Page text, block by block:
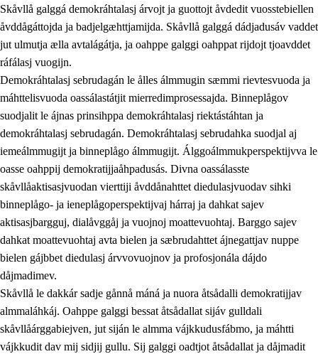
1.1 Almasjárvvo
1.2 Identitiehtta ja kultuvralasj moattevuohta
1.3 Lájttális ájádallam ja estetihkalasj diedulasjvuohta
1.4 Dahkamávvo, berustibme ja diehtemvájnogisvuohta
1.5 Vieledus luonnduj ja birásdiedulasjvuohta
Demokratijja ja oassálasstem
Skåvllå galggá demokráhtalasj árvojt ja guottojt åvdedit vuosstebiellen
åvddågáttojda ja badjelgæhttjamijda. Skåvllå galggá dádjadusáv vaddet
jut ulmutja ælla avtalágátja, ja oahppe galggi oahppat rijdojt tjoavddet
ráfálasj vuogijn.
Demokráhtalasj sebrudagán le ålles álmmugin sæmmi rievtesvuoda ja
máhttelisvuoda oassálastátjit mierredimprosessajda. Binneplågov
suodjalit le ájnas prinsihppa demokráhtalasj riektástáhtan ja
demokráhtalasj sebrudagán. Demokráhtalasj sebrudahka suodjal aj
iemeálmmugijt ja binneplågo álmmugijt. Álggoálmmukperspektijvva le
oasse oahppij demokratijjaåhpadusás. Divna oassálasste
skåvllåaktisasjvuodan vierttiji åvddånahttet diedulasjvuodav sihki
binneplågo- ja ieneplågoperspektijvaj hárraj ja dahkat sajev
aktisasjbargguj, dialåvggåj ja vuojnoj moattevuohtaj. Barggo sajev
dahkat moattevuohtaj avta bielen ja sæbrudahttet ájnegattjav nuppe
bielen gájbbet diedulasj árvvovuojnov ja profosjonála dájdo
dåjmadimev.
Skåvllå le dakkár sadje gånnå máná ja nuora åtsådalli demokratijjav
almmaláhkáj. Oahppe galggi bessat åtsådallat sijáv gulldali
skåvllåárggabiejven, jut siján le almma vájkkudusfábmo, ja máhtti
vájkkudit dav mij sidjij gullu. Sij galggi oadtjot åtsådallat ja dåjmadit